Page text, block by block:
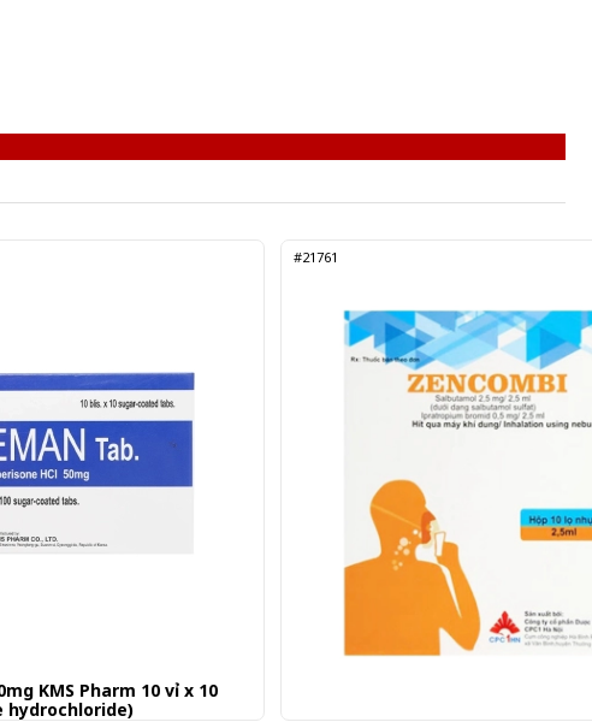
KMS Pharm 10 vỉ x 10
hydrochloride)
#21761